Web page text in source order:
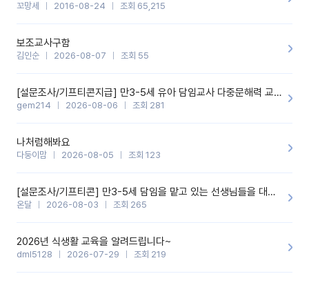
꼬망세 2016-08-24 조회 65,215
보조교사구함
김인순 2026-08-07 조회 55
[설문조사/기프티콘지급] 만3-5세 유아 담임교사 다중문해력 교육 증진을 위한 설문조사
gem214 2026-08-06 조회 281
나처럼해봐요
다둥이맘 2026-08-05 조회 123
[설문조사/기프티콘] 만3-5세 담임을 맡고 있는 선생님들을 대상으로 설문조사를 합니다!
온달 2026-08-03 조회 265
2026년 식생활 교육을 알려드립니다~
dml5128 2026-07-29 조회 219